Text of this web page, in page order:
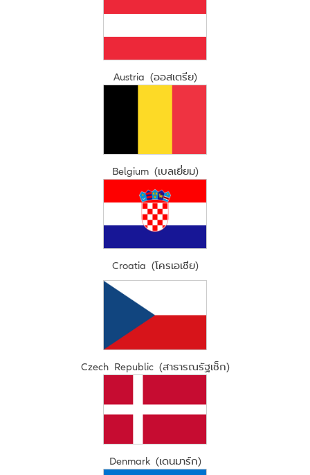
Austria (ออสเตรีย)
Belgium (เบลเยี่ยม)
Croatia (โครเอเชีย)
Czech Republic (สาธารณรัฐเช็ก)
Denmark (เดนมาร์ก)